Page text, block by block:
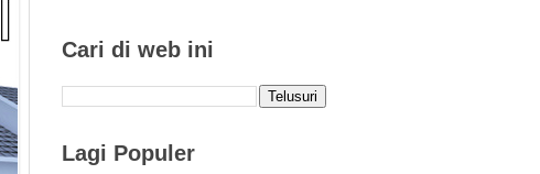
Cari di web ini
Lagi Populer